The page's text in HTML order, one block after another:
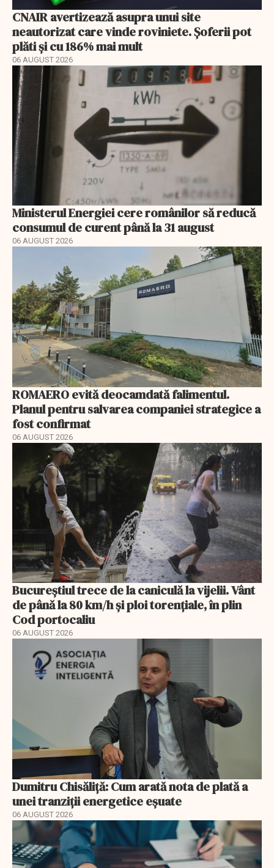
CNAIR avertizează asupra unui site
neautorizat care vinde roviniete. Șoferii pot
plăti și cu 186% mai mult
06 AUGUST 2026
Ministerul Energiei cere românilor să reducă
consumul de curent până la 31 august
06 AUGUST 2026
ROMAERO evită deocamdată falimentul.
Planul pentru salvarea companiei strategice a
fost confirmat
06 AUGUST 2026
Bucureștiul trece de la caniculă la vijelii. Vânt
de până la 80 km/h și ploi torențiale, în plin
Cod portocaliu
06 AUGUST 2026
Dumitru Chisăliță: Cum arată nota de plată a
unei tranziții energetice eșuate
06 AUGUST 2026